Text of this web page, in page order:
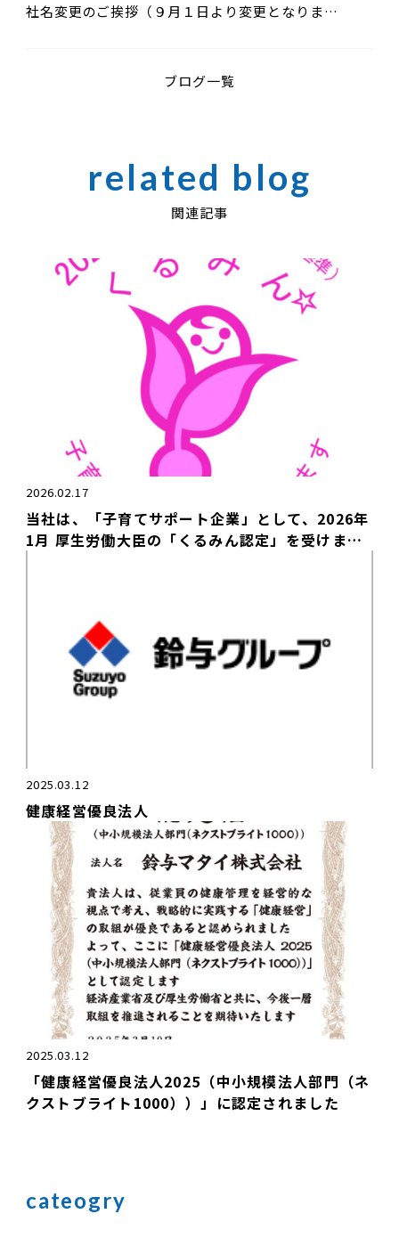
ブログ一覧
社名変更のご挨拶（９月１日より変更となりま
関連記事
2026.02.17
当社は、「子育てサポート企業」として、2026年
1月 厚生労働大臣の「くるみん認定」を受けまし
2025.03.12
健康経営優良法人
2025.03.12
「健康経営優良法人2025（中小規模法人部門（ネ
クストブライト1000））」に認定されました
cateogry